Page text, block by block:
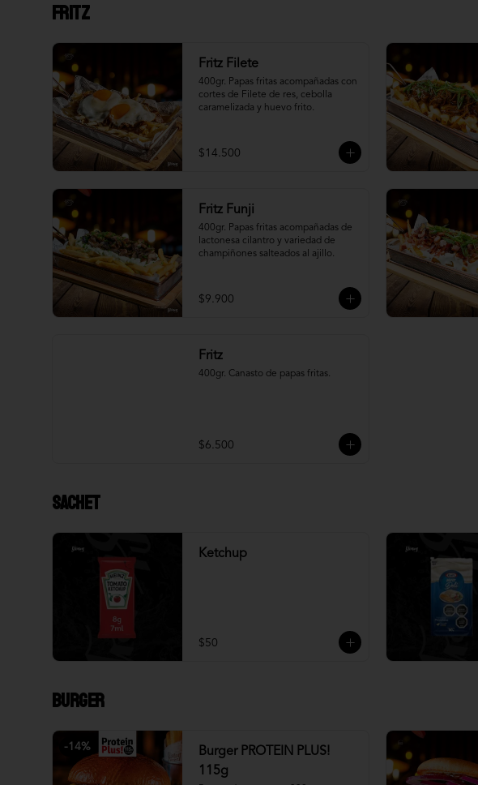
Fritz
Fritz Filete
400gr. Papas fritas acompañadas con
cortes de Filete de res, cebolla
caramelizada y huevo frito.
$14.500
Fritz Funji
400gr. Papas fritas acompañadas de
lactonesa cilantro y variedad de
champiñones salteados al ajillo.
$9.900
Fritz
400gr. Canasto de papas fritas.
$6.500
Sachet
Ketchup
$50
Burger
-14%
Burger PROTEIN PLUS!
115g